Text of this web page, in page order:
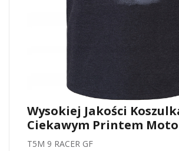
Wysokiej Jakości
Ciekawym Printem
T5M 9 RACER GF